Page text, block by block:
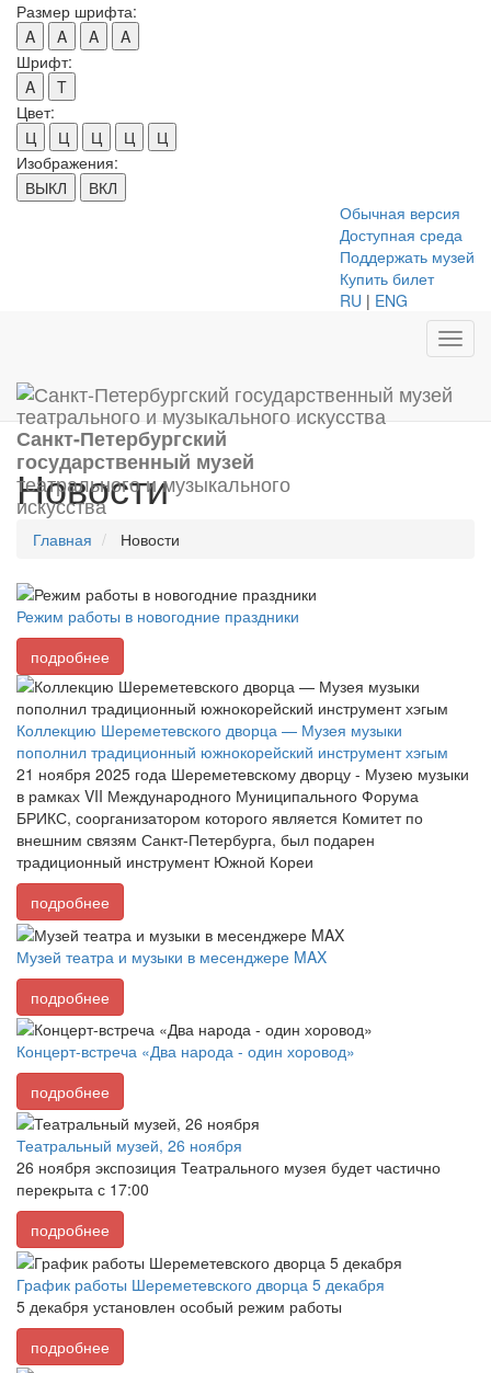
Размер шрифта:
A
A A
A
Шрифт:
A
T
Цвет:
Ц
Ц Ц Ц
Ц
Изображения:
ВЫКЛ
ВКЛ
Обычная версия
Доступная среда
Поддержать музей
Купить билет
RU | ENG
Санкт-Петербургский
государственный музей
театрального и музыкального
искусства
Новости
Главная Новости
Режим работы в новогодние праздники
подробнее
Коллекцию Шереметевского дворца — Музея музыки
пополнил традиционный южнокорейский инструмент хэгым
21 ноября 2025 года Шереметевскому дворцу - Музею музыки
в рамках VII Международного Муниципального Форума
БРИКС, соорганизатором которого является Комитет по
внешним связям Санкт-Петербурга, был подарен
традиционный инструмент Южной Кореи
подробнее
Музей театра и музыки в месенджере MAX
подробнее
Концерт-встреча «Два народа - один хоровод»
подробнее
Театральный музей, 26 ноября
26 ноября экспозиция Театрального музея будет частично
перекрыта с 17:00
подробнее
График работы Шереметевского дворца 5 декабря
5 декабря установлен особый режим работы
подробнее